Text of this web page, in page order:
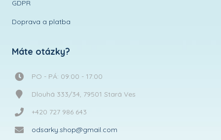
GDPR
Doprava a platba
Máte otázky?
PO - PÁ: 09:00 - 17:00
Dlouhá 333/34, 79501 Stará Ves
+420 727 986 643
odsarky.shop@gmail.com